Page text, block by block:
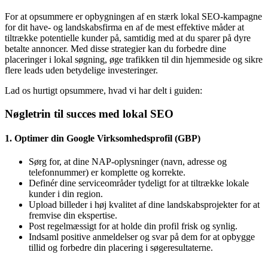
For at opsummere er opbygningen af en stærk lokal SEO-kampagne
for dit have- og landskabsfirma en af de mest effektive måder at
tiltrække potentielle kunder på, samtidig med at du sparer på dyre
betalte annoncer. Med disse strategier kan du forbedre dine
placeringer i lokal søgning, øge trafikken til din hjemmeside og sikre
flere leads uden betydelige investeringer.
Lad os hurtigt opsummere, hvad vi har delt i guiden:
Nøgletrin til succes med lokal SEO
1. Optimer din Google Virksomhedsprofil (GBP)
Sørg for, at dine NAP-oplysninger (navn, adresse og
telefonnummer) er komplette og korrekte.
Definér dine serviceområder tydeligt for at tiltrække lokale
kunder i din region.
Upload billeder i høj kvalitet af dine landskabsprojekter for at
fremvise din ekspertise.
Post regelmæssigt for at holde din profil frisk og synlig.
Indsaml positive anmeldelser og svar på dem for at opbygge
tillid og forbedre din placering i søgeresultaterne.